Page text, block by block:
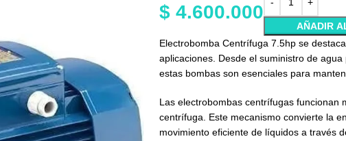
$ 4.600.000
AÑADIR
Electrobomba Centrífuga 7.5hp se
aplicaciones. Desde el suministro de
estas bombas son esenciales para
Las electrobombas centrífugas funcionan
centrífuga. Este mecanismo convierte la
movimiento eficiente de líquidos a través